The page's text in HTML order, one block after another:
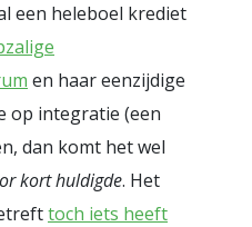
een heleboel krediet
en haar eenzijdige
op integratie (een
dan komt het wel
kort huldigde. Het
toch iets heeft